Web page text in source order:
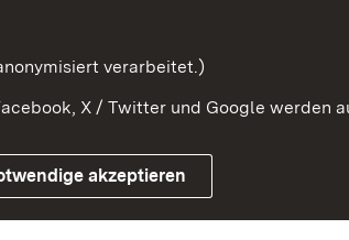
Impressum Kontakt
verarbeitet.)
X / Twitter und Google werden
akzeptieren